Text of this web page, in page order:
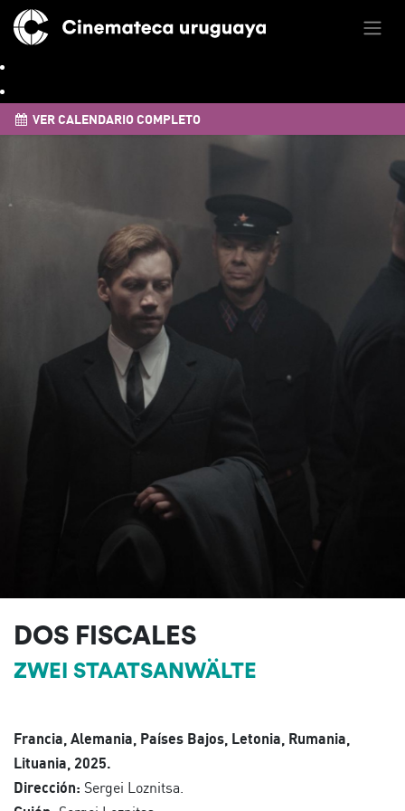
VER CALENDARIO COMPLETO
DOS FISCALES
ZWEI STAATSANWÄLTE
Francia, Alemania, Países Bajos, Letonia, Rumania,
Lituania, 2025.
Dirección: Sergei Loznitsa.